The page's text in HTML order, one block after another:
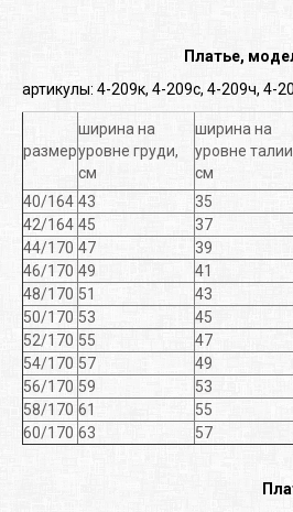
Платье, модель 4-
артикулы: 4-209к, 4-209с, 4-209ч, 4-
размер
ширина на
уровне груди,
см
ширина на
уровне
см
40/164 43 35
42/164 45 37
44/170 47 39
46/170 49 41
48/170 51 43
50/170 53 45
52/170 55 47
54/170 57 49
56/170 59 53
58/170 61 55
60/170 63 57